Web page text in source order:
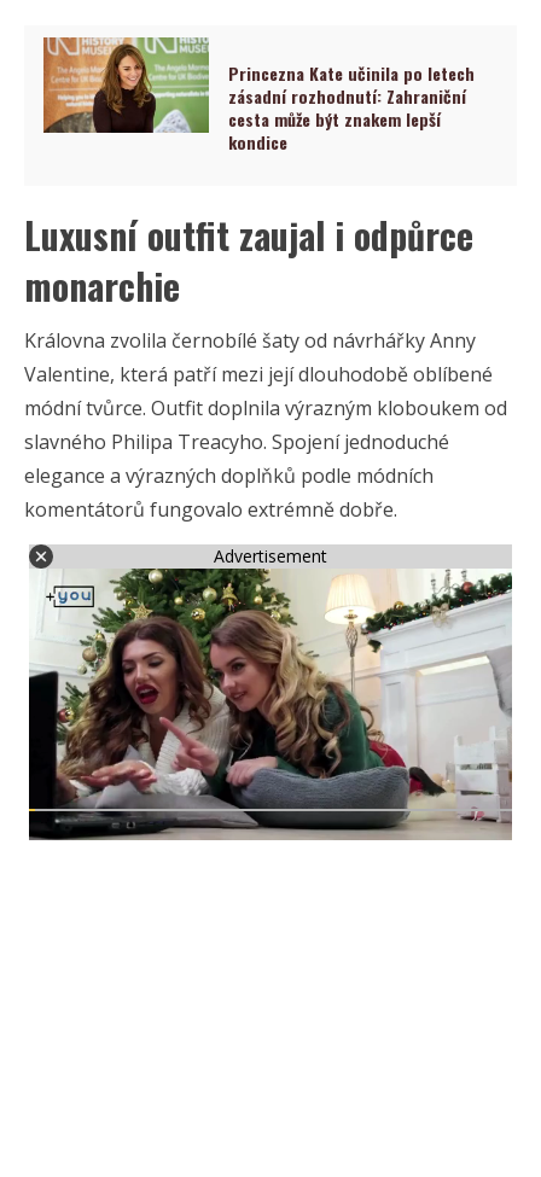
Princezna Kate učinila po letech
zásadní rozhodnutí: Zahraniční
cesta může být znakem lepší
kondice
Luxusní outfit zaujal i odpůrce
monarchie
Královna zvolila černobílé šaty od návrhářky Anny
Valentine, která patří mezi její dlouhodobě oblíbené
módní tvůrce. Outfit doplnila výrazným kloboukem od
slavného Philipa Treacyho. Spojení jednoduché
elegance a výrazných doplňků podle módních
komentátorů fungovalo extrémně dobře.
Advertisement